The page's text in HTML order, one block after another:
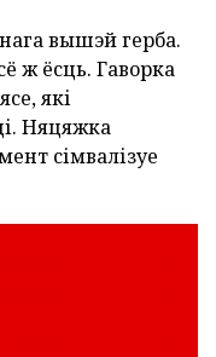
вышэй герба.
ж ёсць. Гаворка
які
Няцяжка
сімвалізуе